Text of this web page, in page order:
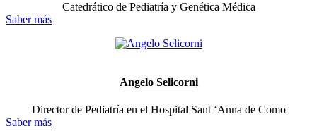
Catedrático de Pediatría y Genética Médica
Saber más
Angelo Selicorni
Director de Pediatría en el Hospital Sant ‘Anna de Como
Saber más